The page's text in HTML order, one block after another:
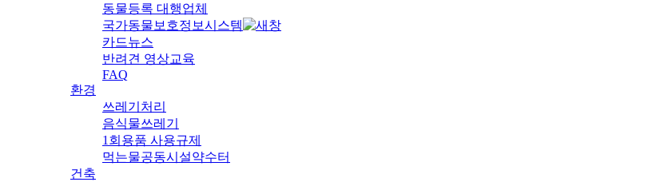
동물등록 대행업체
국가동물보호정보시스템
카드뉴스
반려견 영상교육
FAQ
환경
쓰레기처리
음식물쓰레기
1회용품 사용규제
먹는물공동시설약수터
건축